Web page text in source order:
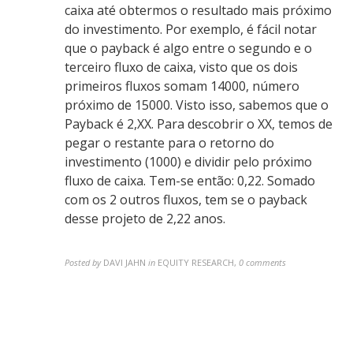
caixa até obtermos o resultado mais próximo
do investimento. Por exemplo, é fácil notar
que o payback é algo entre o segundo e o
terceiro fluxo de caixa, visto que os dois
primeiros fluxos somam 14000, número
próximo de 15000. Visto isso, sabemos que o
Payback é 2,XX. Para descobrir o XX, temos de
pegar o restante para o retorno do
investimento (1000) e dividir pelo próximo
fluxo de caixa. Tem-se então: 0,22. Somado
com os 2 outros fluxos, tem se o payback
desse projeto de 2,22 anos.
Posted by DAVI JAHN in EQUITY RESEARCH,0 comments